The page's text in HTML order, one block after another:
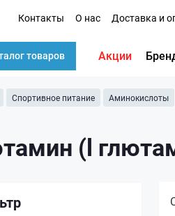
Контакты О нас Доставка и
товаров Акции
Спортивное питание Аминокислоты
(l